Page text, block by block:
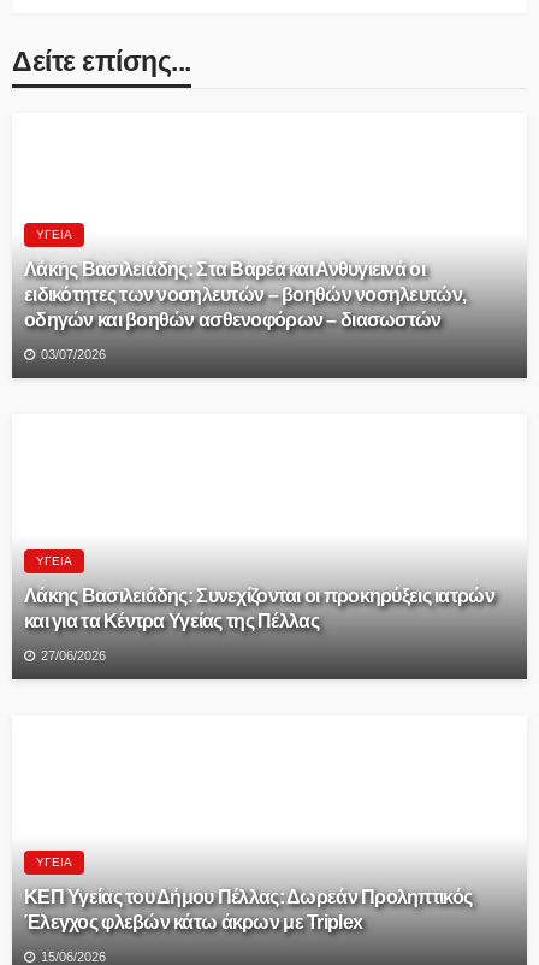
Δείτε επίσης...
ΥΓΕΊΑ
Λάκης Βασιλειάδης: Στα Βαρέα και Ανθυγιεινά οι
ειδικότητες των νοσηλευτών – βοηθών νοσηλευτών,
οδηγών και βοηθών ασθενοφόρων – διασωστών
03/07/2026
ΥΓΕΊΑ
Λάκης Βασιλειάδης: Συνεχίζονται οι προκηρύξεις ιατρών
και για τα Κέντρα Υγείας της Πέλλας
27/06/2026
ΥΓΕΊΑ
ΚΕΠ Υγείας του Δήμου Πέλλας: Δωρεάν Προληπτικός
Έλεγχος φλεβών κάτω άκρων με Triplex
15/06/2026